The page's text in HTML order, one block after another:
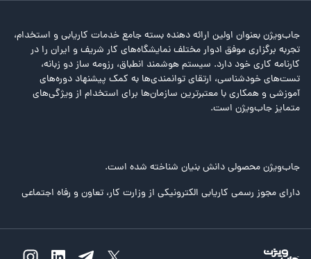
جاب‌ویژن بعنوان اولین ارائه دهنده بسته جامع خدمات کاریابی و استخدام،
تجربه برگزاری موفق ادوار مختلف نمایشگاه‌های کار شریف و ایران را در
کارنامه کاری خود دارد. سیستم هوشمند انطباق، رزومه ساز دو زبانه،
تست‌های خودشناسی، ارتقای توانمندی‌ها به کمک پیشنهاد دوره‌های
آموزشی و همکاری با معتبرترین سازمان‌ها برای استخدام از ویژگی‌های
متمایز جاب‌ویژن است.
جاب‌ویژن محصولی دانش بنیان شناخته شده است.
دارای مجوز رسمی کاریابی الکترونیکی از وزارت کار، تعاون و رفاه اجتماعی